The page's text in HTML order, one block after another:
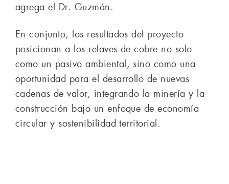
agrega el Dr. Guzmán.
En conjunto, los resultados del proyecto
posicionan a los relaves de cobre no solo
como un pasivo ambiental, sino como una
oportunidad para el desarrollo de nuevas
cadenas de valor, integrando la minería y la
construcción bajo un enfoque de economía
circular y sostenibilidad territorial.